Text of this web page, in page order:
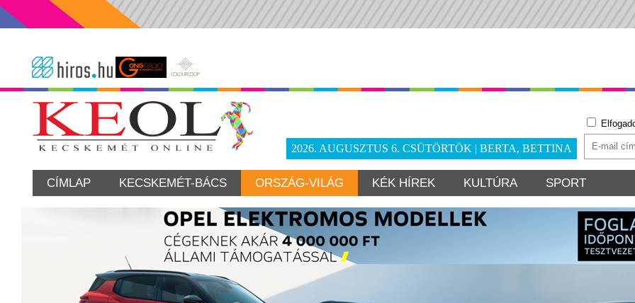
2026. AUGUSZTUS 6. CSÜTÖRTÖK | BERTA, BETTINA
CÍMLAP KECSKEMÉT-BÁCS ORSZÁG-VILÁG KÉK HÍREK KULTÚRA SPORT